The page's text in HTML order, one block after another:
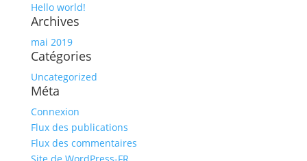
Hello world!
Archives
mai 2019
Catégories
Uncategorized
Méta
Connexion
Flux des publications
Flux des commentaires